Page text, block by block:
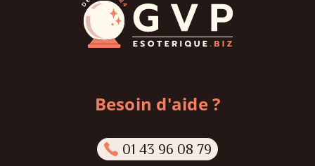
Besoin d'aide ?
01 43 96 08 79